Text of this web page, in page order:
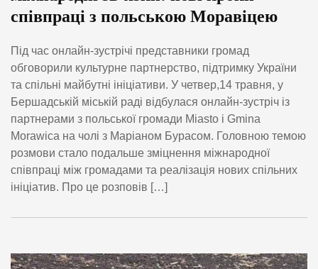
співпраці з польською Моравіцею
Під час онлайн-зустрічі представники громад
обговорили культурне партнерство, підтримку України
та спільні майбутні ініціативи. У четвер,14 травня, у
Бершадській міській раді відбулася онлайн-зустріч із
партнерами з польської громади Miasto i Gmina
Morawica на чолі з Маріаном Бурасом. Головною темою
розмови стало подальше зміцнення міжнародної
співпраці між громадами та реалізація нових спільних
ініціатив. Про це розповів […]